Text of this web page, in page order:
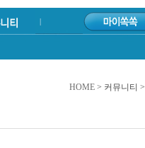
HOME > 커뮤니티 >